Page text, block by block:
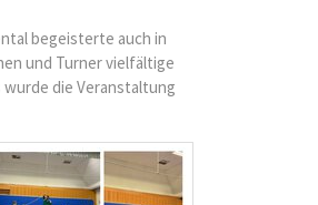
begeisterte auch in
und Turner vielfältige
die Veranstaltung